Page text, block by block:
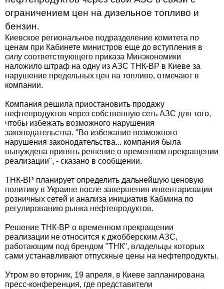
ограничением цен на дизельное топливо и
бензин.
Киевское региональное подразделение комитета по
ценам при Кабинете министров еще до вступления в
силу соответствующего приказа Минэкономики
наложило штраф на одну из АЗС ТНК-ВР в Киеве за
нарушение предельных цен на топливо, отмечают в
компании.
Компания решила приостановить продажу
нефтепродуктов через собственную сеть АЗС для того,
чтобы избежать возможного нарушения
законодательства. "Во избежание возможного
нарушения законодательства... компания была
вынуждена принять решение о временном прекращении
реализации", - сказано в сообщении.
ТНК-ВР планирует определить дальнейшую ценовую
политику в Украине после завершения инвентаризации
розничных сетей и анализа инициатив Кабмина по
регулированию рынка нефтепродуктов.
Решение ТНК-ВР о временном прекращении
реализации не относится к джобберским АЗС,
работающим под брендом "ТНК", владельцы которых
сами устанавливают отпускные цены на нефтепродукты.
Утром во вторник, 19 апреля, в Киеве запланирована
пресс-конференция, где представители